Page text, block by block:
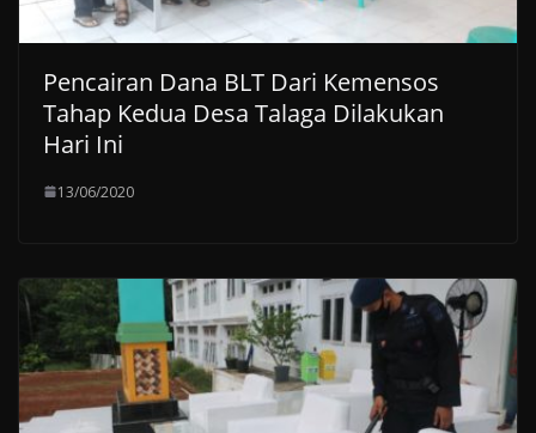
Pencairan Dana BLT Dari Kemensos
Tahap Kedua Desa Talaga Dilakukan
Hari Ini
13/06/2020